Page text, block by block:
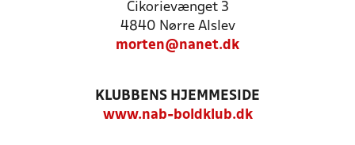
Cikorievænget 3
4840 Nørre Alslev
morten@nanet.dk
KLUBBENS HJEMMESIDE
www.nab-boldklub.dk